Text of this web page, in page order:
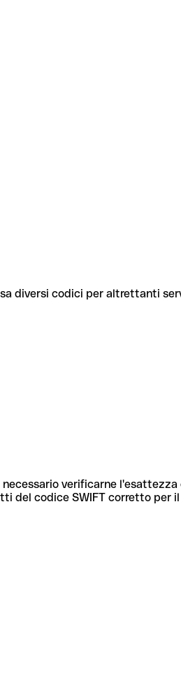
diversi codici per altrettanti
verificarne
del codice SWIFT corretto per